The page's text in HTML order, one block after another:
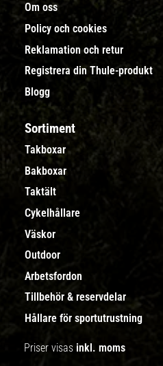
Om oss
Policy och cookies
Reklamation och retur
Registrera din Thule-produkt
Blogg
Sortiment
Takboxar
Bakboxar
Taktält
Cykelhållare
Väskor
Outdoor
Arbetsfordon
Tillbehör & reservdelar
Hållare för sportutrustning
Priser visas inkl. moms